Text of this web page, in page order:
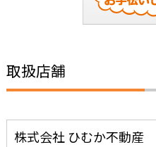
取扱店舗
株式会社 ひむか不動産